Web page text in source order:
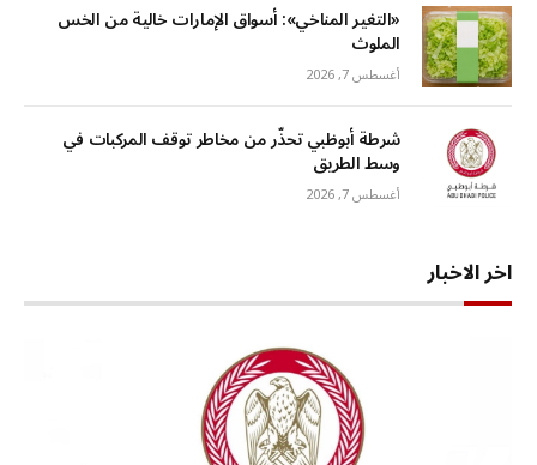
«التغير المناخي»: أسواق الإمارات خالية من الخس
الملوث
أغسطس 7, 2026
شرطة أبوظبي تحذّر من مخاطر توقف المركبات في
وسط الطريق
أغسطس 7, 2026
اخر الاخبار